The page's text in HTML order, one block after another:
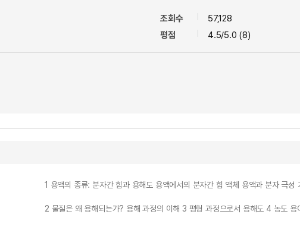
조회수
57,128
평점
4.5/5.0 (8)
1 용액의 종류: 분자간 힘과 용해도 용액에서의 분자간 힘 액체 용액과 분자 극성
2 물질은 왜 용해되는가? 용해 과정의 이해 3 평형 과정으로서 용해도 4 농도 용